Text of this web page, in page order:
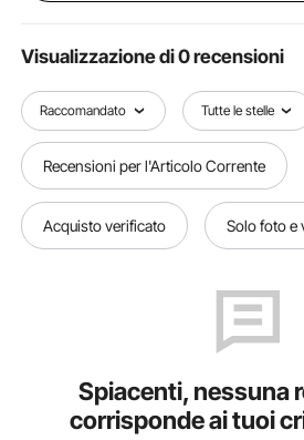
Visualizzazione di 0 recensioni
Raccomandato Tutte le stelle
Recensioni per l'Articolo Corrente
Acquisto verificato Solo foto e
Spiacenti, nessuna
corrisponde ai tuoi